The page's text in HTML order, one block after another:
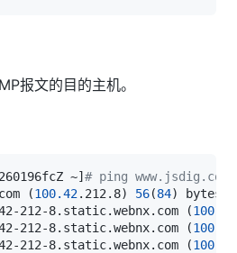
报文的目的主机。
~] # ping www.jsdig.com
(100.42.212.8) 56(84)
212-8.static.webnx.com (100.42
212-8.static.webnx.com (100.42
212-8.static.webnx.com (100.42